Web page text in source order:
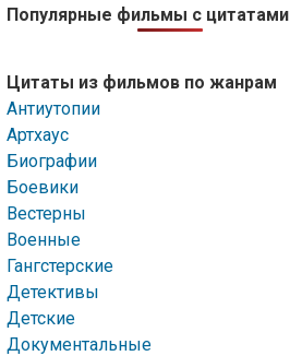
Популярные фильмы с цитатами
Цитаты из фильмов по жанрам
Антиутопии
Артхаус
Биографии
Боевики
Вестерны
Военные
Гангстерские
Детективы
Детские
Документальные